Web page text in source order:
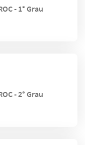
- 1° Grau
- 2° Grau